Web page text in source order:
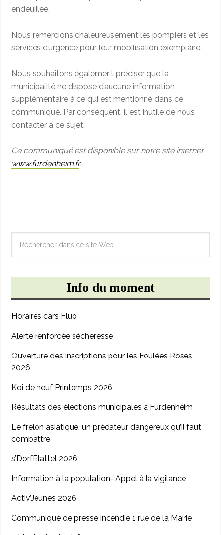
endeuillée.
Nous remercions chaleureusement les pompiers et les
services d’urgence pour leur mobilisation exemplaire.
Nous souhaitons également préciser que la
municipalité ne dispose d’aucune information
supplémentaire à ce qui est mentionné dans ce
communiqué. Par conséquent, il est inutile de nous
contacter à ce sujet.
Ce communiqué est disponible sur notre site internet
www.furdenheim.fr.
Info du moment
Horaires cars Fluo
Alerte renforcée sécheresse
Ouverture des inscriptions pour les Foulées Roses
2026
Koi de neuf Printemps 2026
Résultats des élections municipales à Furdenheim
Le frelon asiatique, un prédateur dangereux qu’il faut
combattre
s’DorfBlattel 2026
Information à la population- Appel à la vigilance
Activ’Jeunes 2026
Communiqué de presse incendie 1 rue de la Mairie